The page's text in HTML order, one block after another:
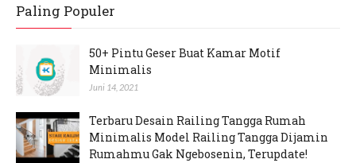
Paling Populer
50+ Pintu Geser Buat Kamar Motif
Minimalis
Juni 14, 2021
Terbaru Desain Railing Tangga Rumah
Minimalis Model Railing Tangga Dijamin
Rumahmu Gak Ngebosenin, Terupdate!